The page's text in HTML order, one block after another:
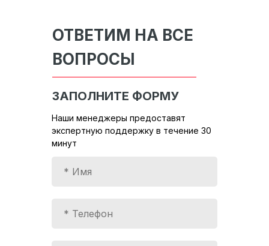
ОТВЕТИМ НА ВСЕ
ВОПРОСЫ
Наши менеджеры предоставят
экспертную поддержку в течение 30
минут
ЗАПОЛНИТЕ ФОРМУ